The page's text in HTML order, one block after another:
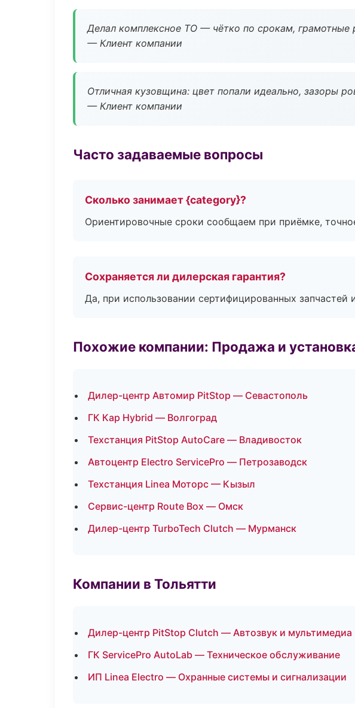
Делал комплексное ТО — чётко по срокам,
— Клиент компании
Отличная кузовщина: цвет попали идеально, зазоры
— Клиент компании
Часто задаваемые вопросы
Сколько занимает {category}?
Ориентировочные сроки сообщаем при приёмке,
Сохраняется ли дилерская гарантия?
Да, при использовании сертифицированных запчастей
Похожие компании: Продажа и
Дилер-центр Автомир PitStop — Севастополь
ГК Кар Hybrid — Волгоград
Техстанция PitStop AutoCare — Владивосток
Автоцентр Electro ServicePro — Петрозаводск
Техстанция Linea Моторс — Кызыл
Сервис-центр Route Box — Омск
Дилер-центр TurboTech Clutch — Мурманск
Компании в Тольятти
Дилер-центр PitStop Clutch — Автозвук и мультимедиа
ГК ServicePro AutoLab — Техническое обслуживание
ИП Linea Electro — Охранные системы и сигнализации